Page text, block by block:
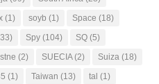
(1) soyb (1) Space (18)
Spy (104) SQ (5)
stne (2) SUECIA(2) Suiza (18)
(1) Taiwan (13) tal (1)